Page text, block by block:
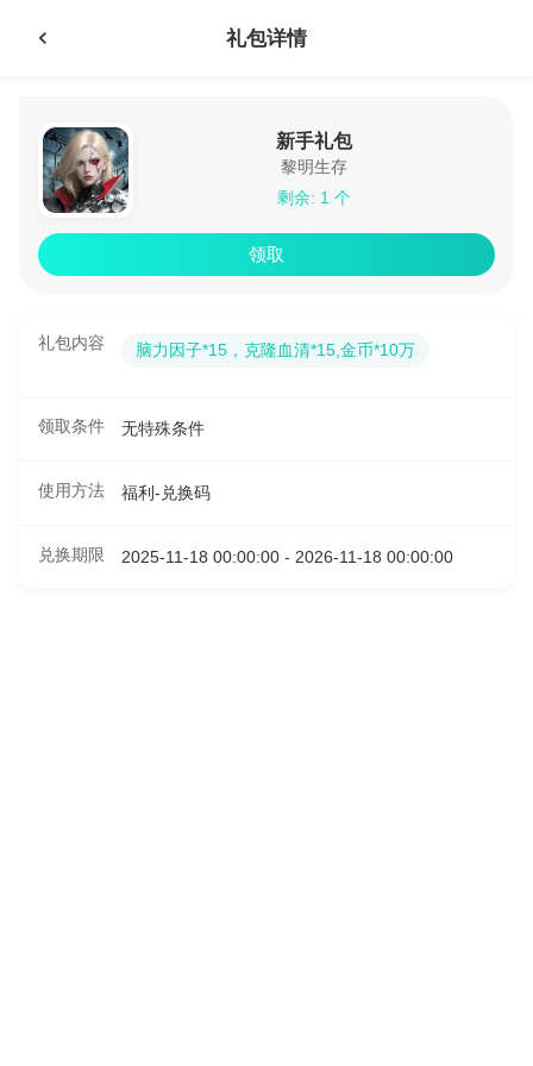
礼包详情
新手礼包
黎明生存
剩余: 1 个
领取
礼包内容 脑力因子*15，克隆血清*15,金币*10万
领取条件 无特殊条件
使用方法 福利-兑换码
兑换期限 2025-11-18 00:00:00 - 2026-11-18 00:00:00